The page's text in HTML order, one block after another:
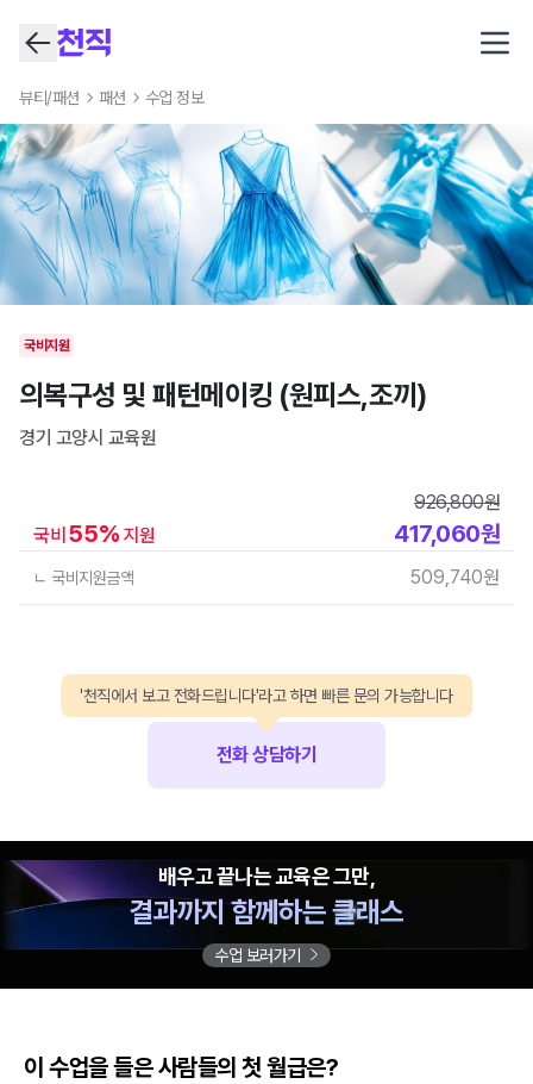
뷰티/패션 패션 수업 정보
국비지원
의복구성 및 패턴메이킹 (원피스,조끼)
경기 고양시 교육원
국비 55% 지원
926,800원
417,060원
ㄴ 국비지원금액 509,740원
전화 상담하기
'천직에서 보고 전화드립니다'라고 하면 빠른 문의 가능합니다
배우고 끝나는 교육은 그만,
결과까지 함께하는 클래스
수업 보러가기
이 수업을 들은 사람들의 첫 월급은?